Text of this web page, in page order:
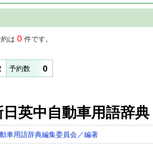
は 0 件です。
予約数 0
日英中自動車用語辞
車用語辞典編集委員会／編著